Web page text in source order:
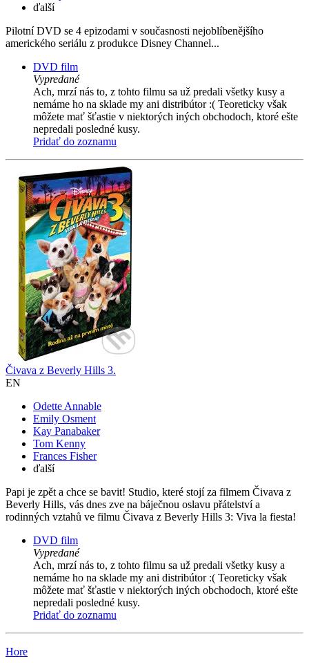
ďalší
Pilotní DVD se 4 epizodami v současnosti nejoblíbenějšího
amerického seriálu z produkce Disney Channel...
DVD film
Vypredané
Ach, mrzí nás to, z tohto filmu sa už predali všetky kusy a
nemáme ho na sklade my ani distribútor :( Teoreticky však
môžete mať šťastie v niektorých iných obchodoch, ktoré ešte
nepredali posledné kusy.
Pridať do zoznamu
Čivava z Beverly Hills 3.
EN
Odette Annable
Emily Osment
Kay Panabaker
Tom Kenny
Frances Fisher
ďalší
Papi je zpět a chce se bavit! Studio, které stojí za filmem Čivava z
Beverly Hills, vás dnes zve na báječnou oslavu přátelství a
rodinných vztahů ve filmu Čivava z Beverly Hills 3: Viva la fiesta!
DVD film
Vypredané
Ach, mrzí nás to, z tohto filmu sa už predali všetky kusy a
nemáme ho na sklade my ani distribútor :( Teoreticky však
môžete mať šťastie v niektorých iných obchodoch, ktoré ešte
nepredali posledné kusy.
Pridať do zoznamu
Hore